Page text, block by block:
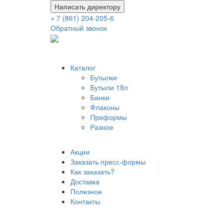
Написать директору
+ 7 (861) 204-205-6
Обратный звонок
Каталог
Бутылки
Бутыли 19л
Банки
Флаконы
Преформы
Разное
Акции
Заказать пресс-формы
Как заказать?
Доставка
Полезное
Контакты